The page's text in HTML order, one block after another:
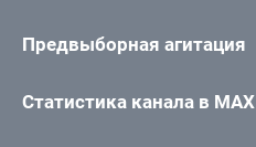
Предвыборная агитация
Статистика канала в MAX